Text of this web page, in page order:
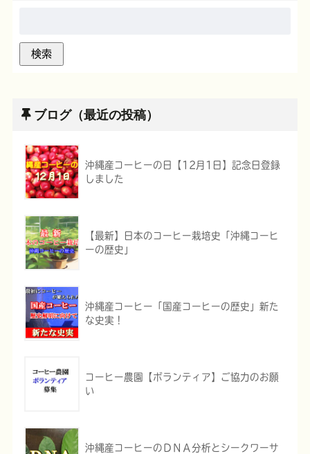
ブログ（最近の投稿）
沖縄産コーヒーの日【12月1日】記念日登録
しました
【最新】日本のコーヒー栽培史「沖縄コーヒ
ーの歴史」
沖縄産コーヒー「国産コーヒーの歴史」新た
な史実！
コーヒー農園【ボランティア】ご協力のお願
い
沖縄産コーヒーのＤＮＡ分析とシークワーサ